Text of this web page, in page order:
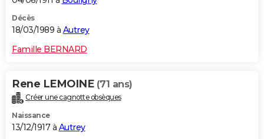
Décès
18/03/1989 à Autrey
Famille BERNARD
Rene LEMOINE (71 ans)
Créer une cagnotte obsèques
Naissance
13/12/1917 à Autrey